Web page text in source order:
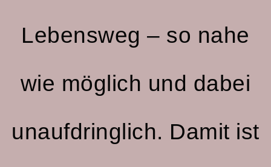
Lebensweg – so nahe
wie möglich und dabei
unaufdringlich. Damit ist